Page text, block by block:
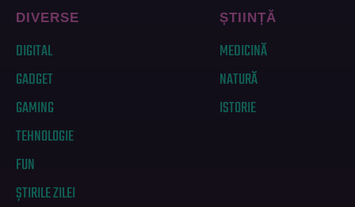
DIVERSE
DIGITAL
GADGET
GAMING
TEHNOLOGIE
FUN
ȘTIRILE ZILEI
ȘTIINȚĂ
MEDICINĂ
NATURĂ
ISTORIE